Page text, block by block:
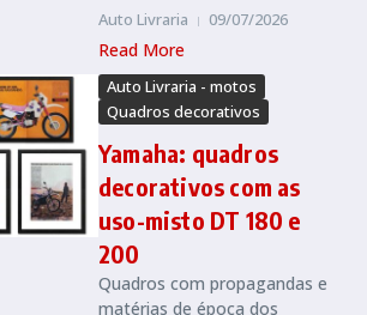
Auto Livraria 09/07/2026
Read More
Auto Livraria - motos
Quadros decorativos
Yamaha: quadros
decorativos com as
uso-misto DT 180 e
200
Quadros com propagandas e
matérias de época dos